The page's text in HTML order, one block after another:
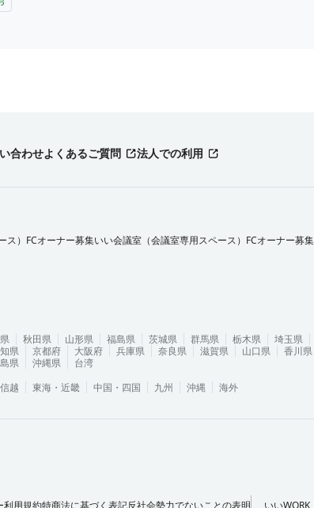
合わせよくあるご質問 法人での利用
ス）FCオーナー募集いい会議室（会議室専用スペース）FCオーナー募集
秋田県 山形県 福島県 茨城県 群馬県 栃木県 埼玉県
県 京都府 大阪府 兵庫県 奈良県 滋賀県 山口県 香川県
県 沖縄県
台湾
越 東海・近畿 中国・四国 九州 沖縄 海外
利用規約特商法に基づく表記反社会勢力でないことの表明 いいWORK